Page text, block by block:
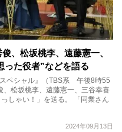
、松坂桃李、遠藤憲一、
った役者”などを語る
ペシャル』（TBS系 午後8時55
松坂桃李、遠藤憲一、三谷幸喜
しゃい！」を送る。 「同業さん
2024年09月13日